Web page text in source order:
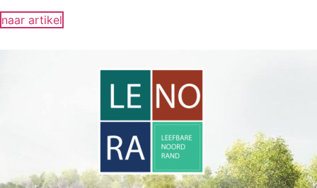
naar artikel